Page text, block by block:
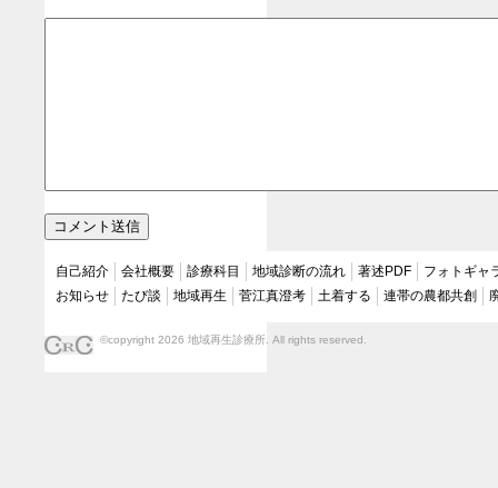
自己紹介 会社概要 診療科目 地域診断の流れ 著述PDF
フォトギャ
お知らせ
たび談 地域再生 菅江真澄考 土着する 連帯の農都共創
©copyright 2026 地域再生診療所. All rights reserved.